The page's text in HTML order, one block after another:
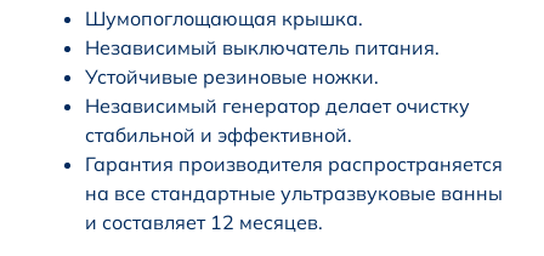
Шумопоглощающая крышка.
Независимый выключатель питания.
Устойчивые резиновые ножки.
Независимый генератор делает очистку
стабильной и эффективной.
Гарантия производителя распространяется
на все стандартные ультразвуковые ванны
и составляет 12 месяцев.